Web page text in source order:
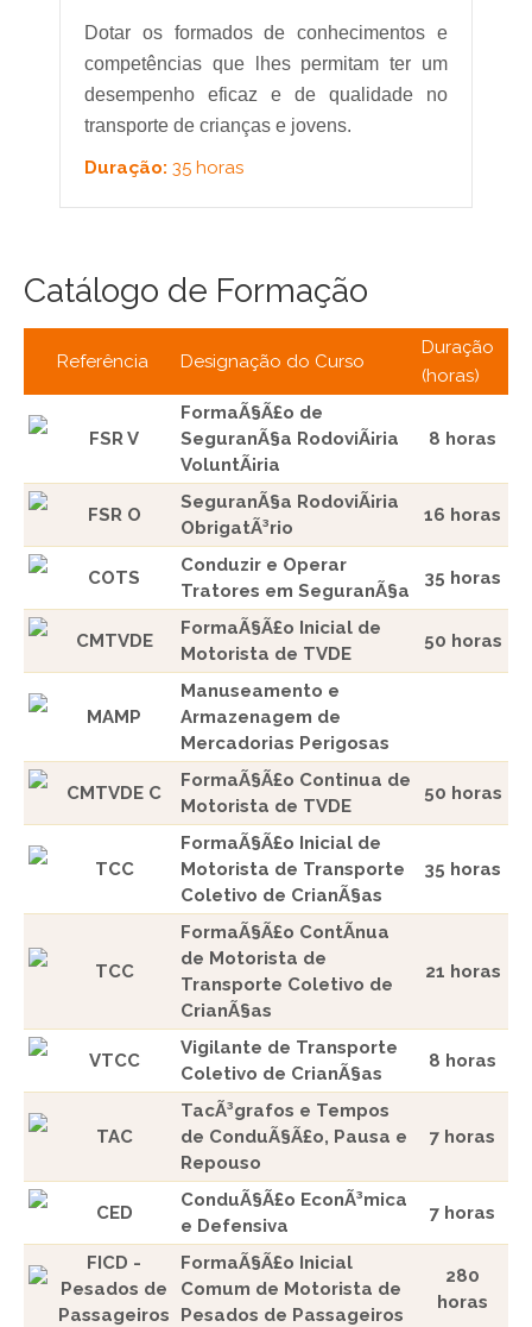
Dotar os formados de conhecimentos e
competências que lhes permitam ter um
desempenho eficaz e de qualidade no
transporte de crianças e jovens.
Duração: 35 horas
Catálogo de Formação
Referência Designação do Curso
Duração
(horas)
FSR V
FormaÃ§Ã£o de
SeguranÃ§a RodoviÃ¡ria
VoluntÃ¡ria
8 horas
FSR O
SeguranÃ§a RodoviÃ¡ria
ObrigatÃ³rio
16 horas
COTS
Conduzir e Operar
Tratores em SeguranÃ§a
35 horas
CMTVDE
FormaÃ§Ã£o Inicial de
Motorista de TVDE
50 horas
MAMP
Manuseamento e
Armazenagem de
Mercadorias Perigosas
CMTVDE C
FormaÃ§Ã£o Continua de
Motorista de TVDE
50 horas
TCC
FormaÃ§Ã£o Inicial de
Motorista de Transporte
Coletivo de CrianÃ§as
35 horas
TCC
FormaÃ§Ã£o ContÃ­nua
de Motorista de
Transporte Coletivo de
CrianÃ§as
21 horas
VTCC
Vigilante de Transporte
Coletivo de CrianÃ§as
8 horas
TAC
TacÃ³grafos e Tempos
de ConduÃ§Ã£o, Pausa e
Repouso
7 horas
CED
ConduÃ§Ã£o EconÃ³mica
e Defensiva
7 horas
FICD -
Pesados de
Passageiros
FormaÃ§Ã£o Inicial
Comum de Motorista de
Pesados de Passageiros
280
horas